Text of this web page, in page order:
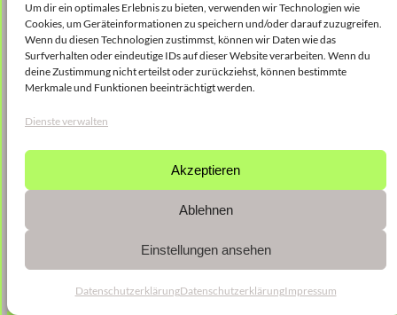
Um dir ein optimales Erlebnis zu bieten, verwenden wir Technologien wie
Cookies, um Geräteinformationen zu speichern und/oder darauf zuzugreifen.
Wenn du diesen Technologien zustimmst, können wir Daten wie das
Surfverhalten oder eindeutige IDs auf dieser Website verarbeiten. Wenn du
deine Zustimmung nicht erteilst oder zurückziehst, können bestimmte
Merkmale und Funktionen beeinträchtigt werden.
Dienste verwalten
Akzeptieren
Ablehnen
Einstellungen ansehen
DatenschutzerklärungDatenschutzerklärungImpressum